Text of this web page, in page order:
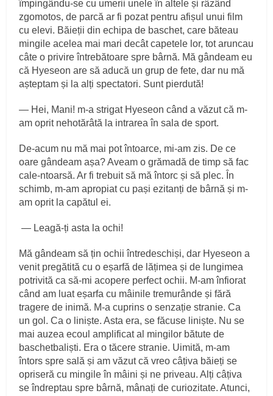
împingându-se cu umerii unele în altele și râzând
zgomotos, de parcă ar fi pozat pentru afișul unui film
cu elevi. Băieții din echipa de baschet, care băteau
mingile acelea mai mari decât capetele lor, tot aruncau
câte o privire întrebătoare spre bârnă. Mă gândeam eu
că Hyeseon are să aducă un grup de fete, dar nu mă
așteptam și la alți spectatori. Sunt pierdută!
— Hei, Mani! m-a strigat Hyeseon când a văzut că m-
am oprit nehotărâtă la intrarea în sala de sport.
De-acum nu mă mai pot întoarce, mi-am zis. De ce
oare gândeam așa? Aveam o grămadă de timp să fac
cale-ntoarsă. Ar fi trebuit să mă întorc și să plec. În
schimb, m-am apropiat cu pași ezitanți de bârnă și m-
am oprit la capătul ei.
— Leagă-ți asta la ochi!
Mă gândeam să țin ochii întredeschiși, dar Hyeseon a
venit pregătită cu o eșarfă de lățimea și de lungimea
potrivită ca să-mi acopere perfect ochii. M-am înfiorat
când am luat eșarfa cu mâinile tremurânde și fără
tragere de inimă. M-a cuprins o senzație stranie. Ca
un gol. Ca o liniște. Asta era, se făcuse liniște. Nu se
mai auzea ecoul amplificat al mingilor bătute de
baschetbaliști. Era o tăcere stranie. Uimită, m-am
întors spre sală și am văzut că vreo câțiva băieți se
opriseră cu mingile în mâini și ne priveau. Alți câțiva
se îndreptau spre bârnă, mânați de curiozitate. Atunci,